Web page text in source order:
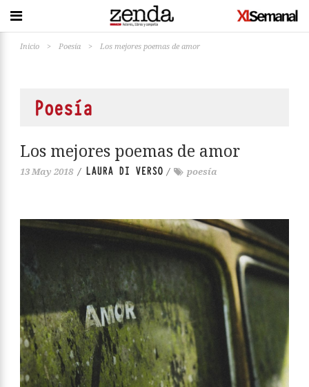
Inicio > Poesía > Los mejores poemas de amor
Poesía
Los mejores poemas de amor
13 May 2018 / LAURA DI VERSO / poesía